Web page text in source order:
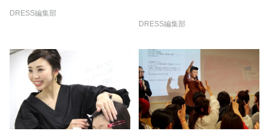
ゲーム
DRESS編集部
DRESS編集部